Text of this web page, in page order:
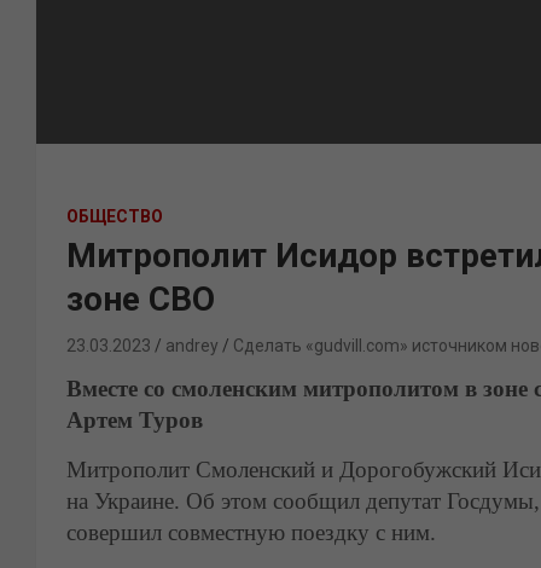
ОБЩЕСТВО
Митрополит Исидор
зоне СВО
23.03.2023 andrey Сделать «gudvill.com» источником
Вместе со смоленским митрополитом в
Артем Туров
Митрополит Смоленский и Дорогобужский
на Украине. Об этом сообщил депутат
совершил совместную поездку с ним.